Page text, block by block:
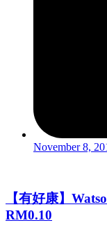
November 8,
【有好康】
RM0.10